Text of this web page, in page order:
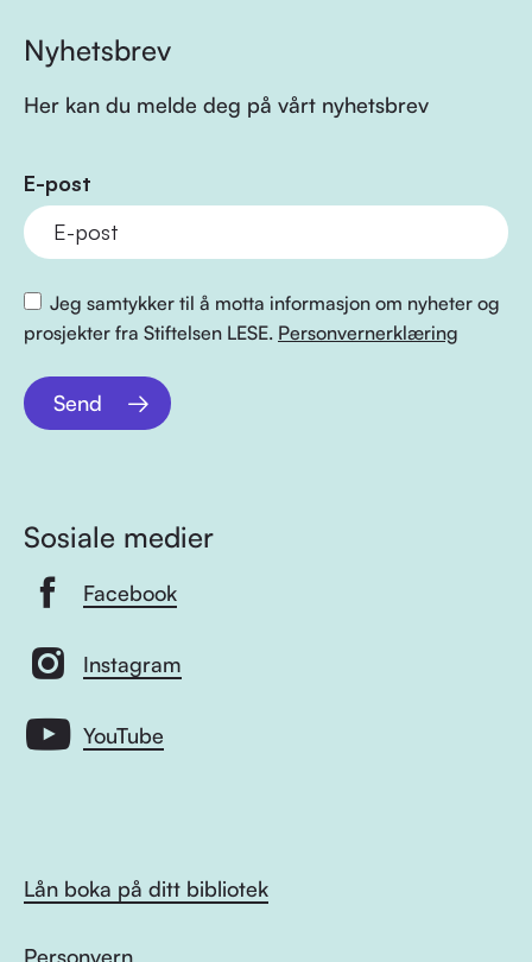
Nyhetsbrev
Her kan du melde deg på vårt nyhetsbrev
E-post
Jeg samtykker til å motta informasjon om nyheter og
prosjekter fra Stiftelsen LESE. Personvernerklæring
Send
Sosiale medier
Facebook
Instagram
YouTube
Lån boka på ditt bibliotek
Personvern